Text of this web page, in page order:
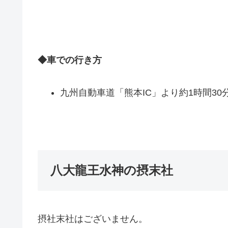
◆車での行き方
九州自動車道「熊本IC」より約1時間30
八大龍王水神の摂末社
摂社末社はございません。